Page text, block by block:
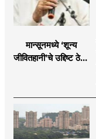
मान्सूनमध्ये ‘शून्य
जीवितहानी’चे उद्दिष्ट ठेवून
शिंदे